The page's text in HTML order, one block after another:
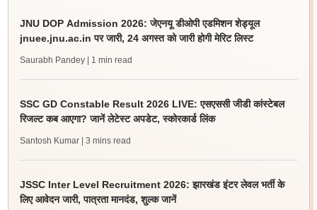
JNU DOP Admission 2026: जेएनयू डीओपी एडमिशन शेड्यूल
jnuee.jnu.ac.in पर जारी, 24 अगस्त को जारी होगी मेरिट लिस्ट
Saurabh Pandey | 1 min read
SSC GD Constable Result 2026 LIVE: एसएससी जीडी कांस्टेबल
रिजल्ट कब आएगा? जानें लेटेस्ट अपडेट, स्कोरकार्ड लिंक
Santosh Kumar | 3 mins read
JSSC Inter Level Recruitment 2026: झारखंड इंटर लेवल भर्ती के
लिए आवेदन जारी, पात्रता मानदंड, शुल्क जानें